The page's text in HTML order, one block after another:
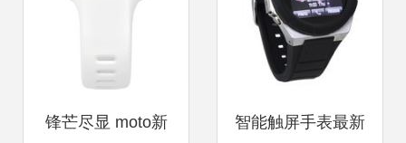
锋芒尽显 moto新 智能触屏手表最新